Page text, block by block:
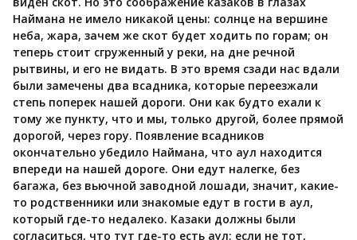
Наймана не имело никакой цены: солнце на вершине
неба, жара, зачем же скот будет ходить по горам; он
теперь стоит сгруженный у реки, на дне речной
рытвины, и его не видать. В это время сзади нас вдали
были замечены два всадника, которые переезжали
степь поперек нашей дороги. Они как будто ехали к
тому же пункту, что и мы, только другой, более прямой
дорогой, через гору. Появление всадников
окончательно убедило Наймана, что аул находится
впереди на нашей дороге. Они едут налегке, без
багажа, без вьючной заводной лошади, значит, какие-
то родственники или знакомые едут в гости в аул,
который где-то недалеко. Казаки должны были
согласиться, что тут где-то есть аул; если не тот,